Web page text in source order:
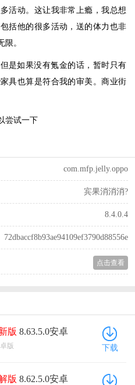
活动。这让我非常上瘾，我总想
括他的很多活动，送的体力也非
。
是如果没有氪金的话，暂时只有
具也算是符合我的审美。商业街
尝试一下
com.mfp.jelly.oppo
宾果消消消?
8.4.0.4
72dbaccf8b93ae94109ef3790d88556e
点击查看
版 8.63.5.0安卓
版 下载
版 8.62.5.0安卓